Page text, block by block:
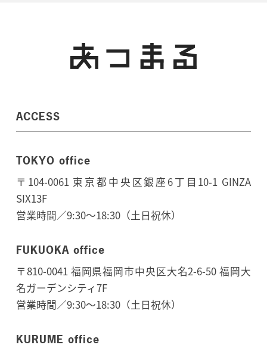
ACCESS
TOKYO office
〒104-0061 東京都中央区銀座6丁目10-1 GINZA
SIX13F
営業時間／9:30～18:30（土日祝休）
FUKUOKA office
〒810-0041 福岡県福岡市中央区大名2-6-50 福岡大
名ガーデンシティ7F
営業時間／9:30～18:30（土日祝休）
KURUME office